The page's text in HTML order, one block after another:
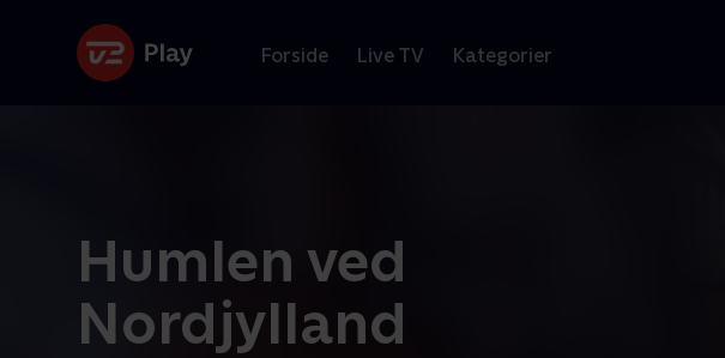
Forside Live TV Kategorier
Humlen ved
Nordjylland